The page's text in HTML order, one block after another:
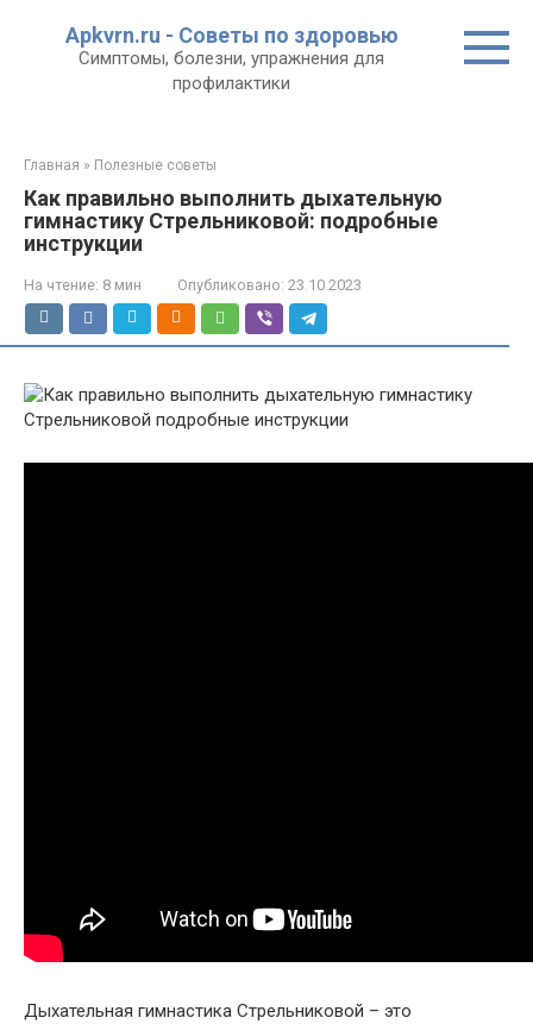
Apkvrn.ru - Советы по здоровью
Симптомы, болезни, упражнения для
профилактики
Главная » Полезные советы
Как правильно выполнить дыхательную
гимнастику Стрельниковой: подробные
инструкции
На чтение: 8 мин Опубликовано: 23.10.2023
Дыхательная гимнастика Стрельниковой – это